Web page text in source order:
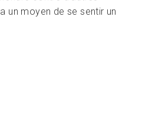
un moyen de se sentir un